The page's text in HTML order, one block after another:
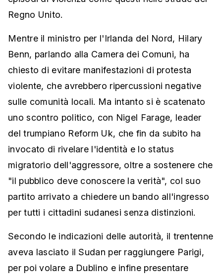
Regno Unito.
Mentre il ministro per l'Irlanda del Nord, Hilary
Benn, parlando alla Camera dei Comuni, ha
chiesto di evitare manifestazioni di protesta
violente, che avrebbero ripercussioni negative
sulle comunità locali. Ma intanto si è scatenato
uno scontro politico, con Nigel Farage, leader
del trumpiano Reform Uk, che fin da subito ha
invocato di rivelare l'identità e lo status
migratorio dell'aggressore, oltre a sostenere che
"il pubblico deve conoscere la verità", col suo
partito arrivato a chiedere un bando all'ingresso
per tutti i cittadini sudanesi senza distinzioni.
Secondo le indicazioni delle autorità, il trentenne
aveva lasciato il Sudan per raggiungere Parigi,
per poi volare a Dublino e infine presentare